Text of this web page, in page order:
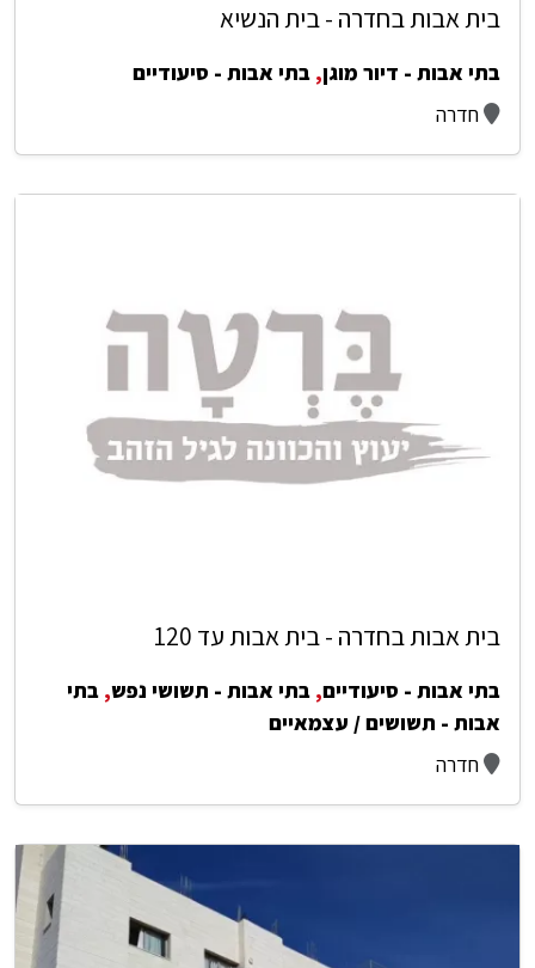
בית אבות בחדרה - בית הנשיא
בתי אבות - דיור מוגן, בתי אבות - סיעודיים
חדרה
בית אבות בחדרה - בית אבות עד 120
בתי אבות - סיעודיים, בתי אבות - תשושי נפש, בתי
אבות - תשושים / עצמאיים
חדרה